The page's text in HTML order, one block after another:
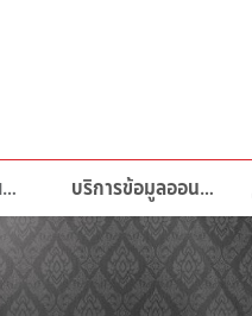
คลินิกกายภาพบำบัด บริการข้อมูลออนไลน์